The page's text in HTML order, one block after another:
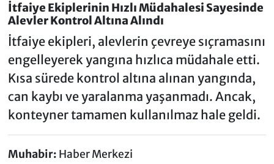
İtfaiye Ekiplerinin Hızlı Müdahalesi Sayesinde
Alevler Kontrol Altına Alındı
İtfaiye ekipleri, alevlerin çevreye sıçramasını
engelleyerek yangına hızlıca müdahale etti.
Kısa sürede kontrol altına alınan yangında,
can kaybı ve yaralanma yaşanmadı. Ancak,
konteyner tamamen kullanılmaz hale geldi.
Muhabir: Haber Merkezi